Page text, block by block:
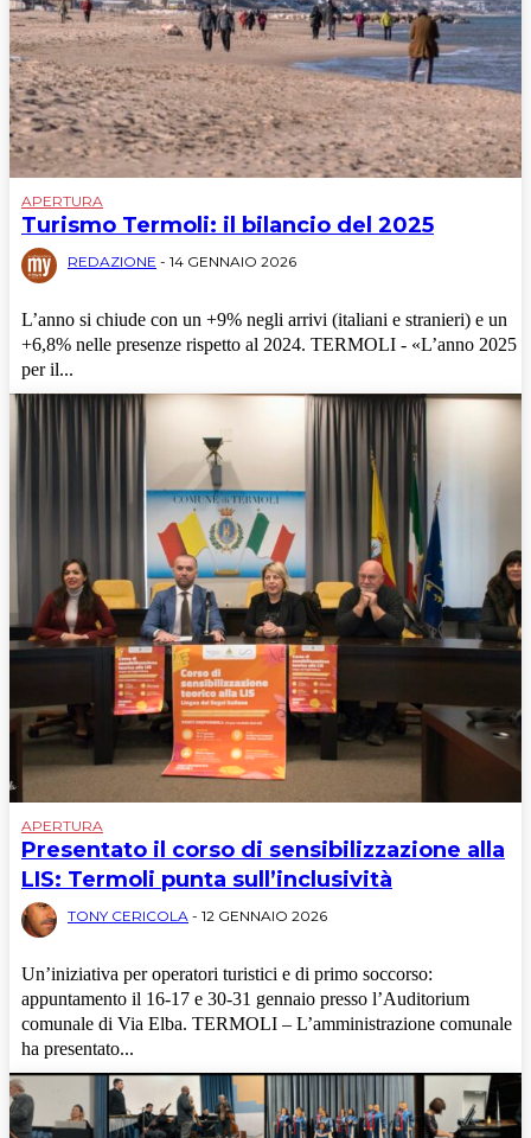
APERTURA
Turismo Termoli: il bilancio del 2025
REDAZIONE - 14 GENNAIO 2026
L’anno si chiude con un +9% negli arrivi (italiani e stranieri) e un
+6,8% nelle presenze rispetto al 2024. TERMOLI - «L’anno 2025
per il...
APERTURA
Presentato il corso di sensibilizzazione alla
LIS: Termoli punta sull’inclusività
TONY CERICOLA - 12 GENNAIO 2026
Un’iniziativa per operatori turistici e di primo soccorso:
appuntamento il 16-17 e 30-31 gennaio presso l’Auditorium
comunale di Via Elba. TERMOLI – L’amministrazione comunale
ha presentato...